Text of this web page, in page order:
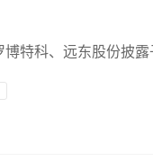
特科、远东股份披